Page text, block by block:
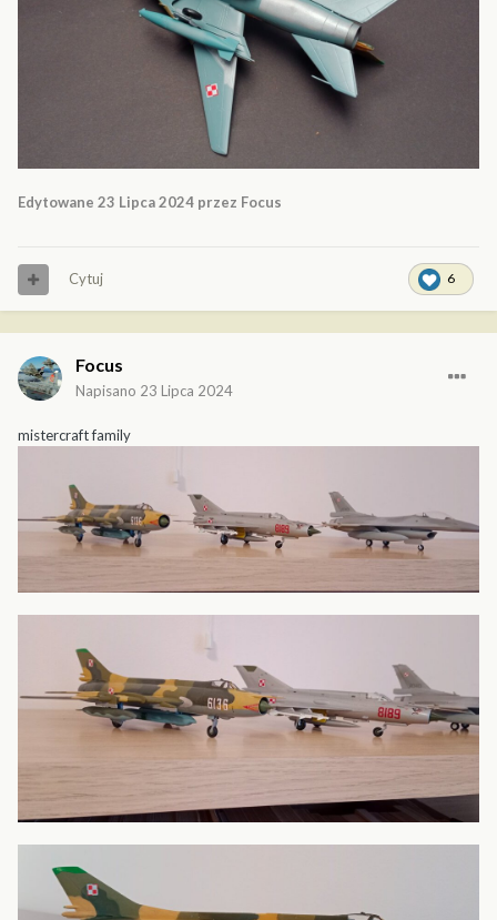
Edytowane 23 Lipca 2024 przez Focus
6
Cytuj
Focus
Napisano 23 Lipca 2024
mistercraft family